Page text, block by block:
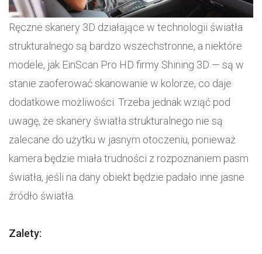
Ręczne skanery 3D działające w technologii światła
strukturalnego są bardzo wszechstronne, a niektóre
modele, jak EinScan Pro HD firmy Shining 3D — są w
stanie zaoferować skanowanie w kolorze, co daje
dodatkowe możliwości. Trzeba jednak wziąć pod
uwagę, że skanery światła strukturalnego nie są
zalecane do użytku w jasnym otoczeniu, ponieważ
kamera będzie miała trudności z rozpoznaniem pasm
światła, jeśli na dany obiekt będzie padało inne jasne
źródło światła.
Zalety: